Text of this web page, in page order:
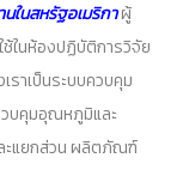
นในสหรัฐอเมริกาผู้
ในห้องปฏิบัติการวิจัย
ราเป็นระบบควบคุม
วบคุมอุณหภูมิและ
ะแยกส่วน ผลิตภัณฑ์